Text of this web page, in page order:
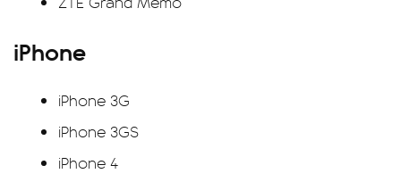
iPhone
iPhone 3G
iPhone 3GS
iPhone 4